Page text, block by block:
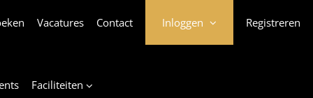
Vacatures Contact Inloggen Registreren
Faciliteiten